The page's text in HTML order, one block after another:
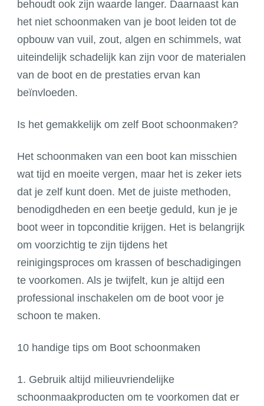
behoudt ook zijn waarde langer. Daarnaast kan
het niet schoonmaken van je boot leiden tot de
opbouw van vuil, zout, algen en schimmels, wat
uiteindelijk schadelijk kan zijn voor de materialen
van de boot en de prestaties ervan kan
beïnvloeden.
Is het gemakkelijk om zelf Boot schoonmaken?
Het schoonmaken van een boot kan misschien
wat tijd en moeite vergen, maar het is zeker iets
dat je zelf kunt doen. Met de juiste methoden,
benodigdheden en een beetje geduld, kun je je
boot weer in topconditie krijgen. Het is belangrijk
om voorzichtig te zijn tijdens het
reinigingsproces om krassen of beschadigingen
te voorkomen. Als je twijfelt, kun je altijd een
professional inschakelen om de boot voor je
schoon te maken.
10 handige tips om Boot schoonmaken
1. Gebruik altijd milieuvriendelijke
schoonmaakproducten om te voorkomen dat er